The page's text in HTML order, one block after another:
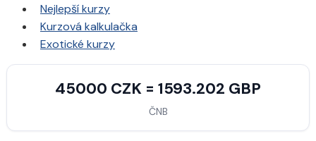
Nejlepší kurzy
Kurzová kalkulačka
Exotické kurzy
45000 CZK = 1593.202 GBP
ČNB